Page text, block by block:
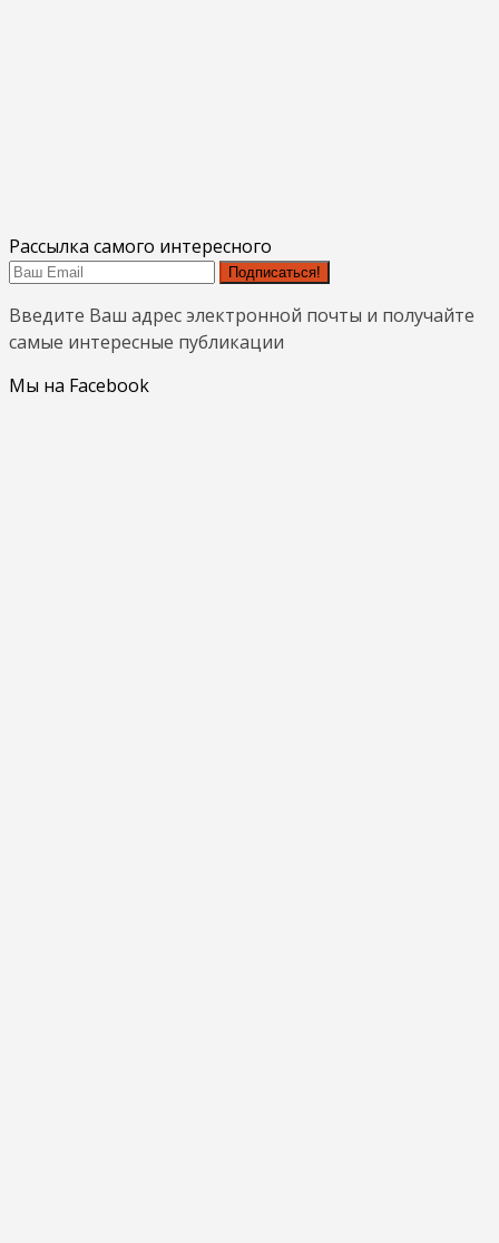
Рассылка самого интересного
Подписаться!
Введите Ваш адрес электронной почты и получайте
самые интересные публикации
Мы на Facebook